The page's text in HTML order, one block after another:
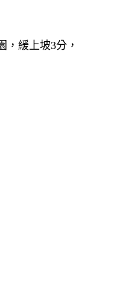
緩上坡3分，